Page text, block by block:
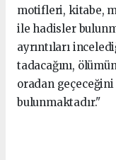
motifleri, kitabe,
ile hadisler
ayrıntıları
tadacağını,
oradan
bulunmaktadır."